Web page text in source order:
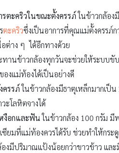
ตะคริวในขณะตั้งครรภ์ในข้าวกล้อง
ตะคริวซึ่งเป็นอาการที่คุณแม่ตั้งครรภ์
ต่าง ๆ ได้อีกทางด้วย
ทานข้าวกล้องทุกวันจะช่วยให้ระบบขั
ของแม่ท้องได้เป็นอย่างดี
ครรภ์ในข้าวกล้องมีธาตุเหล็กมากเป็น
ะโลหิตจางได้
หงือกและฟันในข้าวกล้อง 100 กรัม มี
ยมที่แม่ท้องควรได้รับ ช่วยทำให้กระดู
งมีปริมาณแป้งน้อยกว่าขาวข้าว แล